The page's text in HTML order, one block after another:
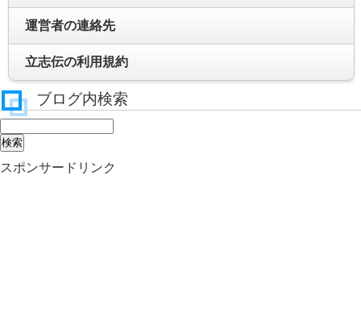
運営者の連絡先
立志伝の利用規約
ブログ内検索
スポンサードリンク